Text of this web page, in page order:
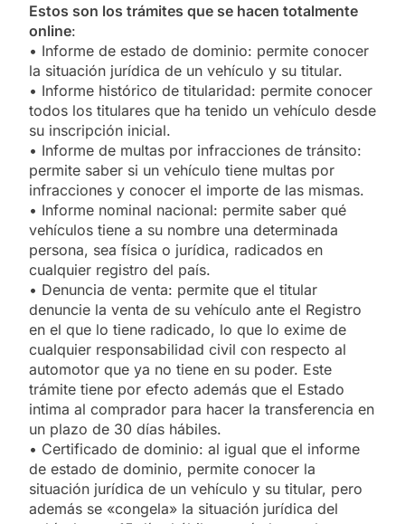
Estos son los trámites que se hacen totalmente
online:
• Informe de estado de dominio: permite conocer
la situación jurídica de un vehículo y su titular.
• Informe histórico de titularidad: permite conocer
todos los titulares que ha tenido un vehículo desde
su inscripción inicial.
• Informe de multas por infracciones de tránsito:
permite saber si un vehículo tiene multas por
infracciones y conocer el importe de las mismas.
• Informe nominal nacional: permite saber qué
vehículos tiene a su nombre una determinada
persona, sea física o jurídica, radicados en
cualquier registro del país.
• Denuncia de venta: permite que el titular
denuncie la venta de su vehículo ante el Registro
en el que lo tiene radicado, lo que lo exime de
cualquier responsabilidad civil con respecto al
automotor que ya no tiene en su poder. Este
trámite tiene por efecto además que el Estado
intima al comprador para hacer la transferencia en
un plazo de 30 días hábiles.
• Certificado de dominio: al igual que el informe
de estado de dominio, permite conocer la
situación jurídica de un vehículo y su titular, pero
además se «congela» la situación jurídica del